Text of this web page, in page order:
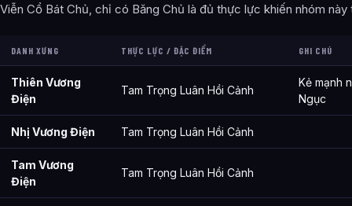
Viễn Cổ Bát Chủ, chỉ có Băng Chủ là đủ thực lực khiến nhóm này
DANH XƯNG THỰC LỰC / ĐẶC ĐIỂM GHI CHÚ
Thiên Vương
Điện
Tam Trọng Luân Hồi Cảnh
Kẻ mạnh
Ngục
Nhị Vương Điện Tam Trọng Luân Hồi Cảnh
Tam Vương
Điện
Tam Trọng Luân Hồi Cảnh